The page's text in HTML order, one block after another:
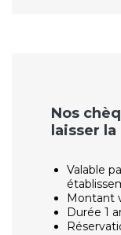
Nos
laisser
Valable
Montant
Durée 1